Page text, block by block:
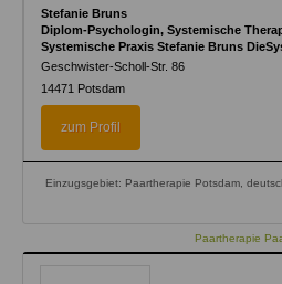
Stefanie Bruns
Diplom-Psychologin, Systemische
Systemische Praxis Stefanie Bruns
Geschwister-Scholl-Str. 86
14471 Potsdam
zum Profil
Einzugsgebiet: Paartherapie Potsdam,
Paartherapie